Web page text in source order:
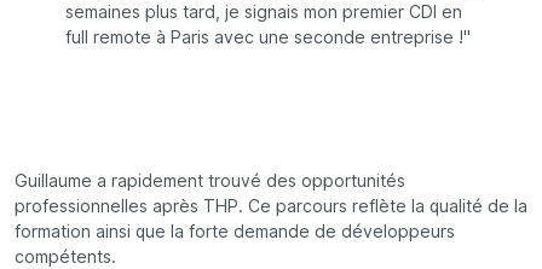
semaines plus tard, je signais mon premier CDI en
full remote à Paris avec une seconde entreprise !"
Guillaume a rapidement trouvé des opportunités
professionnelles après THP. Ce parcours reflète la qualité de la
formation ainsi que la forte demande de développeurs
compétents.